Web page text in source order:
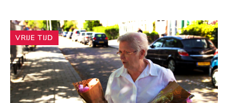
Andere
artikelen
VRIJE TIJD